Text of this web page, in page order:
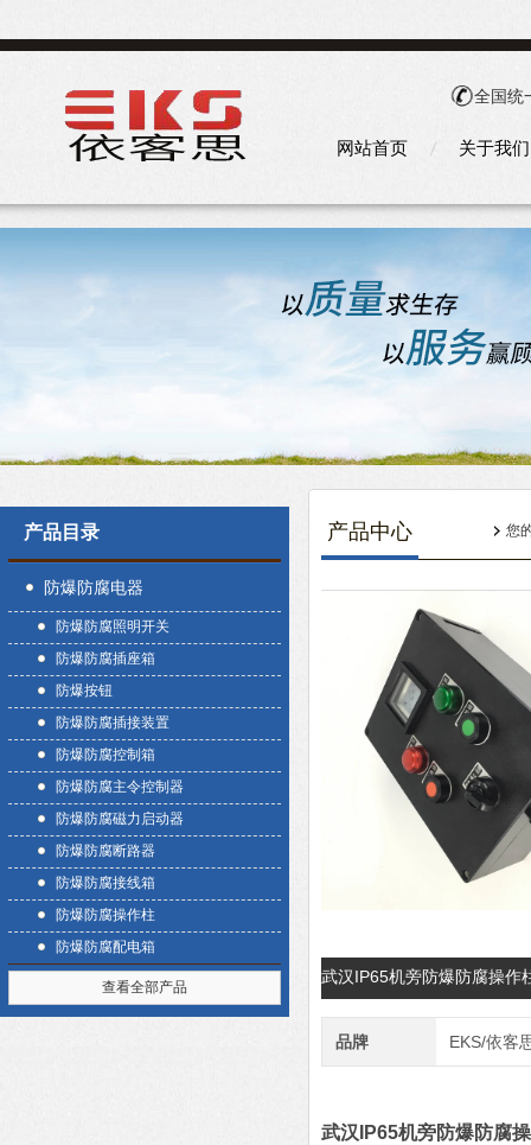
全国统
网站首页 关于我们
产品目录
防爆防腐电器
防爆防腐照明开关
防爆防腐插座箱
防爆按钮
防爆防腐插接装置
防爆防腐控制箱
防爆防腐主令控制器
防爆防腐磁力启动器
防爆防腐断路器
防爆防腐接线箱
防爆防腐操作柱
防爆防腐配电箱
查看全部产品
产品中心 您
武汉IP65机旁防爆防腐操作
品牌 EKS/依客
武汉IP65机旁防爆防腐